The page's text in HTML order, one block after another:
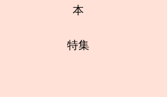
本
特集